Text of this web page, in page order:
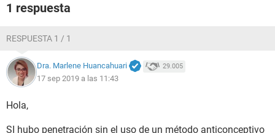
1 respuesta
RESPUESTA 1 / 1
Dra. Marlene Huancahuari 29.005
17 sep 2019 a las 11:43
Hola,
SI hubo penetración sin el uso de un método anticonceptivo